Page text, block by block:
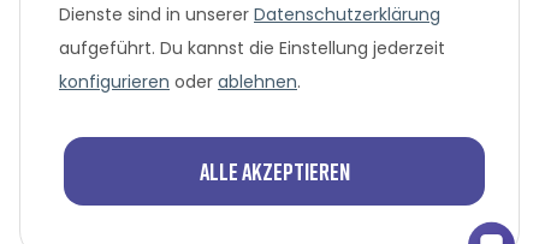
geltenden MwSt. und Versandkosten bei Überweisung
oder 0% Finanzierung. Versandkosten können bei anderen
Zahlungsarten anfallen. Finanzierungsangebot
Dienste sind in unserer Datenschutzerklärung
aufgeführt. Du kannst die Einstellung jederzeit
konfigurieren oder ablehnen.
Alle akzeptieren